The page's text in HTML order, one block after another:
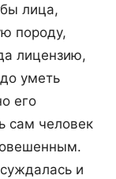
лица,
породу,
лицензию,
уметь
его
сам человек
и